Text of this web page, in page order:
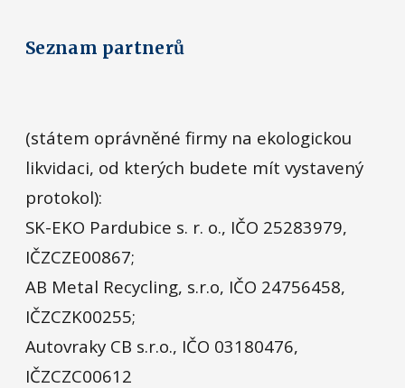
Seznam partnerů
(státem oprávněné firmy na ekologickou
likvidaci, od kterých budete mít vystavený
protokol):
SK-EKO Pardubice s. r. o., IČO 25283979,
IČZCZE00867;
AB Metal Recycling, s.r.o, IČO 24756458,
IČZCZK00255;
Autovraky CB s.r.o., IČO 03180476,
IČZCZC00612